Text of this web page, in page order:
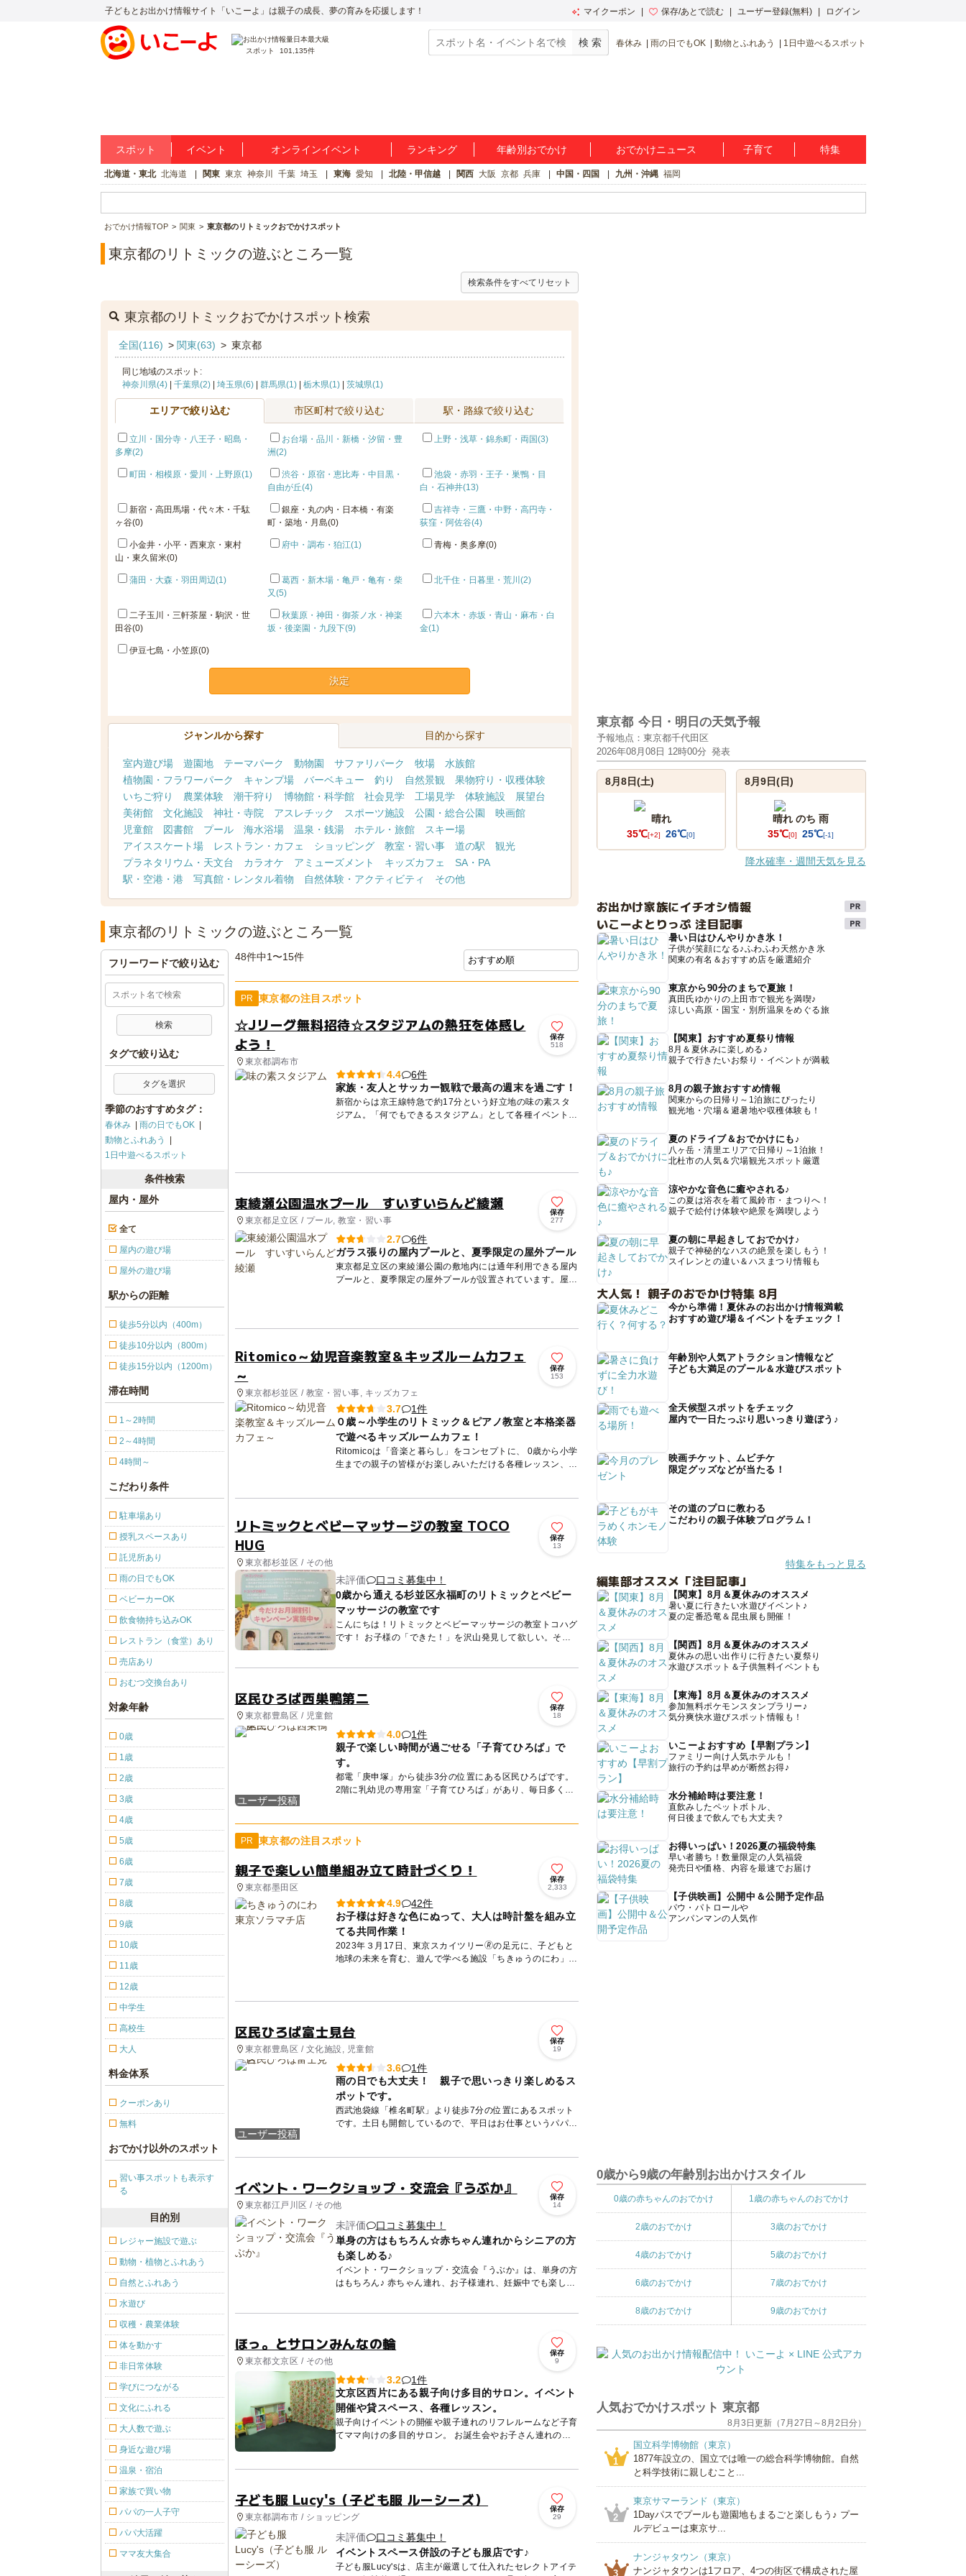
子どもとお出かけ情報サイト「いこーよ」は親子の成長、夢の育みを応援します！ マイクーポン 保存/あとで読む ユーザー登録(無料) ログイン
スポット 101,135件
春休み 雨の日でもOK 動物とふれあう 1日中遊べるスポット
スポット イベント オンラインイベント ランキング 年齢別おでかけ おでかけニュース 子育て 特集
北海道・東北 北海道 関東 東京 神奈川 千葉 埼玉 東海 愛知 北陸・甲信越 関西 大阪 京都 兵庫 中国・四国 九州・沖縄 福岡
おでかけ情報TOP 関東 東京都のリトミックおでかけスポット
東京都のリトミックの遊ぶところ一覧
検索条件をすべてリセット
東京都のリトミックおでかけスポット検索
全国(116) > 関東(63) > 東京都
同じ地域のスポット:
神奈川県(4)| 千葉県(2)| 埼玉県(6)| 群馬県(1)| 栃木県(1)| 茨城県(1)
エリアで絞り込む 市区町村で絞り込む 駅・路線で絞り込む
立川・国分寺・八王子・昭島・
多摩(2)
お台場・品川・新橋・汐留・豊
洲(2)
上野・浅草・錦糸町・両国(3)
町田・相模原・愛川・上野原(1)
渋谷・原宿・恵比寿・中目黒・
自由が丘(4)
池袋・赤羽・王子・巣鴨・目
白・石神井(13)
新宿・高田馬場・代々木・千駄
ヶ谷(0)
銀座・丸の内・日本橋・有楽
町・築地・月島(0)
吉祥寺・三鷹・中野・高円寺・
荻窪・阿佐谷(4)
小金井・小平・西東京・東村
山・東久留米(0)
府中・調布・狛江(1) 青梅・奥多摩(0)
蒲田・大森・羽田周辺(1)
葛西・新木場・亀戸・亀有・柴
又(5)
北千住・日暮里・荒川(2)
二子玉川・三軒茶屋・駒沢・世
田谷(0)
秋葉原・神田・御茶ノ水・神楽
坂・後楽園・九段下(9)
六本木・赤坂・青山・麻布・白
金(1)
伊豆七島・小笠原(0)
決定
ジャンルから探す 目的から探す
室内遊び場 遊園地 テーマパーク 動物園 サファリパーク 牧場
水族館
植物園・フラワーパーク
キャンプ場 バーベキュー 釣り 自然景観
果物狩り・収穫体験
いちご狩り
農業体験 潮干狩り 博物館・科学館 社会見学 工場見学 体験施設
展望台
美術館
文化施設 神社・寺院 アスレチック スポーツ施設 公園・総合公園
映画館
児童館
図書館 プール 海水浴場 温泉・銭湯 ホテル・旅館
スキー場
アイススケート場
レストラン・カフェ ショッピング 教室・習い事 道の駅
観光
プラネタリウム・天文台
カラオケ アミューズメント キッズカフェ
SA・PA
駅・空港・港
写真館・レンタル着物 自然体験・アクティビティ その他
東京都のリトミックの遊ぶところ一覧
48件中1〜15件
PR 東京都の注目スポット
☆Jリーグ無料招待☆スタジアムの熱狂を体感し
よう！
東京都調布市
保存
518
4.4
6件
家族・友人とサッカー観戦で最高の週末を過ごす！
新宿からは京王線特急で約17分という好立地の味の素スタ
ジアム。「何でもできるスタジアム」として各種イベントが
東綾瀬公園温水プール すいすいらんど綾瀬
東京都足立区 / プール, 教室・習い事
保存
277
2.7
6件
ガラス張りの屋内プールと、夏季限定の屋外プール
東京都足立区の東綾瀬公園の敷地内には通年利用できる屋内
プールと、夏季限定の屋外プールが設置されています。屋内
Ritomico～幼児音楽教室＆キッズルームカフェ
～
東京都杉並区 / 教室・習い事, キッズカフェ
保存
153
3.7
1件
０歳～小学生のリトミック＆ピアノ教室と本格楽器
で遊べるキッズルームカフェ！
Ritomicoは「音楽と暮らし」をコンセプトに、 0歳から小学
生までの親子の皆様がお楽しみいただける各種レッスン、ラ
リトミックとベビーマッサージの教室 TOCO
HUG
東京都杉並区 / その他
保存
13
未評価
口コミ募集中！
0歳から通える杉並区永福町のリトミックとベビー
マッサージの教室です
こんにちは！リトミックとベビーマッサージの教室トコハグ
です！ お子様の「できた！」を沢山発見して欲しい。そん
な想いを持って親子で楽しめるレッスンをご提供していま
区民ひろば西巣鴨第二
東京都豊島区 / 児童館
保存
18
ユーザー投稿
4.0
1件
親子で楽しい時間が過ごせる「子育てひろば」で
す。
都電「庚申塚」から徒歩3分の位置にある区民ひろばです。
2階に乳幼児の専用室「子育てひろば」があり、毎日多くの
PR 東京都の注目スポット
親子で楽しい簡単組み立て時計づくり！
東京都墨田区
保存
2,333
4.9
42件
お子様は好きな色にぬって、大人は時計盤を組み立
てる共同作業！
2023年３月17日、東京スカイツリー🄬の足元に、子どもと
地球の未来を育む、遊んで学べる施設「ちきゅうのにわ」が
区民ひろば富士見台
東京都豊島区 / 文化施設, 児童館
保存
19
ユーザー投稿
3.6
1件
雨の日でも大丈夫！ 親子で思いっきり楽しめるス
ポットです。
西武池袋線「椎名町駅」より徒歩7分の位置にあるスポット
です。土日も開館しているので、平日はお仕事というパパと
イベント・ワークショップ・交流会『うぶか』
東京都江戸川区 / その他
保存
14
未評価
口コミ募集中！
単身の方はもちろん☆赤ちゃん連れからシニアの方
も楽しめる♪
イベント・ワークショップ・交流会『うぶか』は、単身の方
はもちろん♪ 赤ちゃん連れ、お子様連れ、妊娠中でも楽しめ
ほっ。とサロンみんなの輪
東京都文京区 / その他
保存
9
3.2
1件
文京区西片にある親子向け多目的サロン。イベント
開催や貸スペース、各種レッスン。
親子向けイベントの開催や親子連れのリフレルームなど子育
てママ向けの多目的サロン。 お誕生会やお子さん連れの持
ち寄りパーティーでの貸切りも出来ます。 その他、ピアノ
子ども服 Lucy's（子ども服 ルーシーズ）
東京都調布市 / ショッピング
保存
29
未評価
口コミ募集中！
イベントスペース併設の子ども服店です♪
子ども服Lucy'sは、店主が厳選して仕入れたセレクトアイテ
フリーワードで絞り込む
タグで絞り込む
タグを選択
季節のおすすめタグ：
春休み
雨の日でもOK
動物とふれあう
1日中遊べるスポット
条件検索
屋内・屋外
全て
屋内の遊び場
屋外の遊び場
駅からの距離
徒歩5分以内（400m）
徒歩10分以内（800m）
徒歩15分以内（1200m）
滞在時間
1～2時間
2～4時間
4時間～
こだわり条件
駐車場あり
授乳スペースあり
託児所あり
雨の日でもOK
ベビーカーOK
飲食物持ち込みOK
レストラン（食堂）あり
売店あり
おむつ交換台あり
対象年齢
0歳
1歳
2歳
3歳
4歳
5歳
6歳
7歳
8歳
9歳
10歳
11歳
12歳
中学生
高校生
大人
料金体系
クーポンあり
無料
おでかけ以外のスポット
習い事スポットも表示す
る
目的別
レジャー施設で遊ぶ
動物・植物とふれあう
自然とふれあう
水遊び
収穫・農業体験
体を動かす
非日常体験
学びにつながる
文化にふれる
大人数で遊ぶ
身近な遊び場
温泉・宿泊
家族で買い物
パパの一人子守
パパ大活躍
ママ友大集合
東京都 今日・明日の天気予報
予報地点：東京都千代田区
2026年08月08日 12時00分 発表
8月8日(土)
晴れ
35℃[+2] 26℃[0]
8月9日(日)
晴れ のち 雨
35℃[0] 25℃[-1]
降水確率・週間天気を見る
お出かけ家族にイチオシ情報
いこーよとりっぷ 注目記事
暑い日はひんやりかき氷！
子供が笑顔になる♪ふわふわ天然かき氷
関東の有名＆おすすめ店を厳選紹介
東京から90分のまちで夏旅！
真田氏ゆかりの上田市で観光を満喫♪
涼しい高原・国宝・別所温泉をめぐる旅
【関東】おすすめ夏祭り情報
8月＆夏休みに楽しめる♪
親子で行きたいお祭り・イベントが満載
8月の親子旅おすすめ情報
関東からの日帰り～1泊旅にぴったり
観光地・穴場＆避暑地や収穫体験も！
夏のドライブ＆おでかけにも♪
八ヶ岳・清里エリアで日帰り～1泊旅！
北杜市の人気＆穴場観光スポット厳選
涼やかな音色に癒やされる♪
この夏は浴衣を着て風鈴市・まつりへ！
親子で絵付け体験や絶景を満喫しよう
夏の朝に早起きしておでかけ♪
親子で神秘的なハスの絶景を楽しもう！
スイレンとの違い＆ハスまつり情報も
大人気！ 親子のおでかけ特集 8月
今から準備！夏休みのお出かけ情報満載
おすすめ遊び場＆イベントをチェック！
年齢別や人気アトラクション情報など
子ども大満足のプール＆水遊びスポット
全天候型スポットをチェック
屋内で一日たっぷり思いっきり遊ぼう♪
映画チケット、ムビチケ
限定グッズなどが当たる！
その道のプロに教わる
こだわりの親子体験プログラム！
特集をもっと見る
編集部オススメ「注目記事」
【関東】8月＆夏休みのオススメ
暑い夏に行きたい水遊びイベント♪
夏の定番恐竜＆昆虫展も開催！
【関西】8月＆夏休みのオススメ
夏休みの思い出作りに行きたい夏祭り
水遊びスポット＆子供無料イベントも
【東海】8月＆夏休みのオススメ
参加無料ポケモンスタンプラリー♪
気分爽快水遊びスポット情報も！
いこーよおすすめ【早割プラン】
ファミリー向け人気ホテルも！
旅行の予約は早めが断然お得♪
水分補給時は要注意！
直飲みしたペットボトル、
何日後まで飲んでも大丈夫？
お得いっぱい！2026夏の福袋特集
早い者勝ち！数量限定の人気福袋
発売日や価格、内容を最速でお届け
【子供映画】公開中＆公開予定作品
パウ・パトロールや
アンパンマンの人気作
0歳から9歳の年齢別お出かけスタイル
0歳の赤ちゃんのおでかけ 1歳の赤ちゃんのおでかけ
2歳のおでかけ 3歳のおでかけ
4歳のおでかけ 5歳のおでかけ
6歳のおでかけ 7歳のおでかけ
8歳のおでかけ 9歳のおでかけ
人気おでかけスポット 東京都
8月3日更新（7月27日～8月2日分）
1
国立科学博物館（東京）
1877年設立の、国立では唯一の総合科学博物館。自然
と科学技術に親しむこと...
2
東京サマーランド（東京）
1Dayパスでプールも遊園地もまるごと楽しもう♪ プー
ルデビューは東京サ...
3
ナンジャタウン（東京）
ナンジャタウンは1フロア、4つの街区で構成された屋